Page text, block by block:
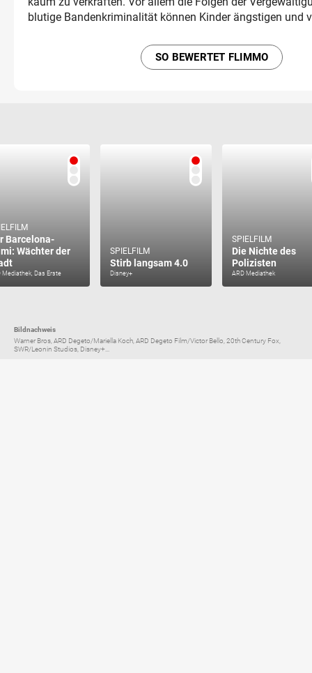
blutige Bandenkriminalität können Kinder ängstigen und
SO BEWERTET FLIMMO
Barcelona-
Wächter der
Mediathek, Das Erste
SPIELFILM
Stirb langsam 4.0
Disney+
SPIELFILM
Die Nichte des
Polizisten
ARD Mediathek
Bildnachweis
Warner Bros, ARD Degeto/Mariella Koch, ARD Degeto Film/Victor Bello, 20th Century Fox,
SWR/Leonin Studios, Disney+...